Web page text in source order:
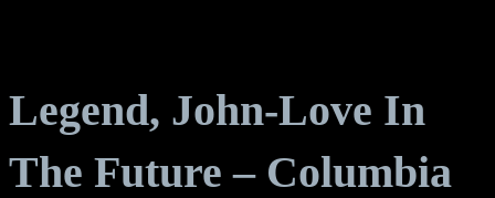
Legend, John-Love In
The Future – Columbia